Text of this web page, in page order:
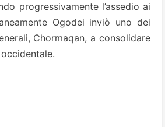
progressivamente l’assedio ai
Ogodei inviò uno dei
Chormaqan, a consolidare
occidentale.